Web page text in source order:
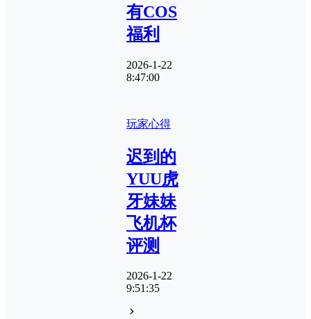
有COS
福利
2026-1-22
8:47:00
玩家心得
迟到的
YUU虎
牙妹妹
飞机杯
评测
2026-1-22
9:51:35